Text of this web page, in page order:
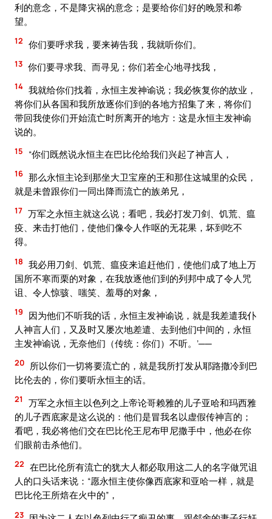
利的意念，不是降灾祸的意念；是要给你们好的晚景和希
望。
12 你们要呼求我，要来祷告我，我就听你们。
13 你们要寻求我、而寻见；你们若全心地寻找我，
14 我就给你们找着，永恒主发神谕说；我必恢复你的故业，
将你们从各国和我所放逐你们到的各地方招集了来，将你们
带回我使你们开始流亡时所离开的地方：这是永恒主发神谕
说的。
15 “你们既然说永恒主在巴比伦给我们兴起了神言人，
16 那么永恒主论到那坐大卫宝座的王和那住这城里的众民，
就是未曾跟你们一同出降而流亡的族弟兄，
17 万军之永恒主就这么说；看吧，我必打发刀剑、饥荒、瘟
疫、来击打他们，使他们像令人作呕的无花果，坏到吃不
得。
18 我必用刀剑、饥荒、瘟疫来追赶他们，使他们成了地上万
国所不寒而栗的对象，在我放逐他们到的列邦中成了令人咒
诅、令人惊骇、嗤笑、羞辱的对象，
19
因为他们不听我的话，永恒主发神谕说，就是我差遣我仆
人神言人们，又及时又屡次地差遣、去到他们中间的，永恒
主发神谕说，无奈他们（传统：你们）不听。’──
20 所以你们一切将要流亡的，就是我所打发从耶路撒冷到巴
比伦去的，你们要听永恒主的话。
21
万军之永恒主以色列之上帝论哥赖雅的儿子亚哈和玛西雅
的儿子西底家是这么说的：他们是冒我名以虚假传神言的；
看吧，我必将他们交在巴比伦王尼布甲尼撒手中，他必在你
们眼前击杀他们。
22 在巴比伦所有流亡的犹大人都必取用这二人的名字做咒诅
人的口头话来说：“愿永恒主使你像西底家和亚哈一样，就是
巴比伦王所焙在火中的”，
23